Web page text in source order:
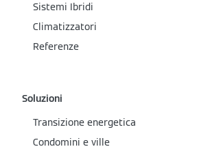
Sistemi Ibridi
Climatizzatori
Referenze
Soluzioni
Transizione energetica
Condomini e ville